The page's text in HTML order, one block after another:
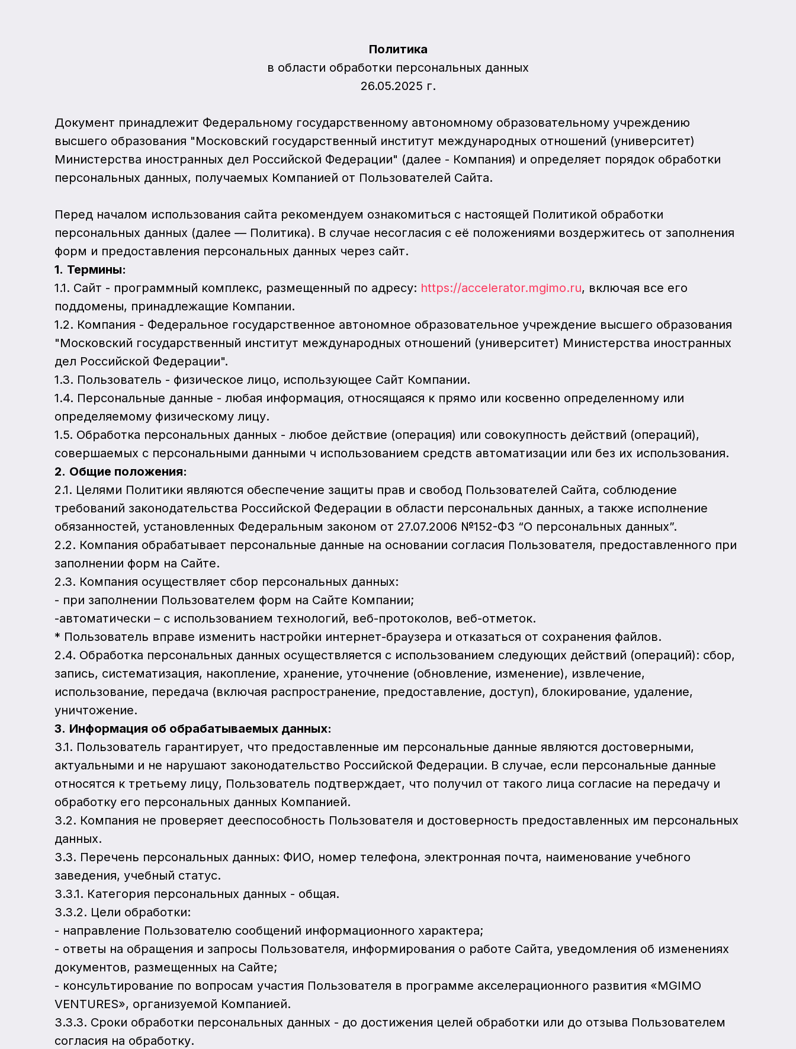
Политика
в области обработки персональных данных
26.05.2025 г.
Документ принадлежит Федеральному государственному автономному образовательному учреждению
высшего образования "Московский государственный институт международных отношений (университет)
Министерства иностранных дел Российской Федерации" (далее - Компания) и определяет порядок обработки
персональных данных, получаемых Компанией от Пользователей Сайта.
Перед началом использования сайта рекомендуем ознакомиться с настоящей Политикой обработки
персональных данных (далее — Политика). В случае несогласия с её положениями воздержитесь от заполнения
форм и предоставления персональных данных через сайт.
1. Термины:
1.1. Сайт - программный комплекс, размещенный по адресу: https://accelerator.mgimo.ru, включая все его
поддомены, принадлежащие Компании.
1.2. Компания - Федеральное государственное автономное образовательное учреждение высшего образования
"Московский государственный институт международных отношений (университет) Министерства иностранных
дел Российской Федерации".
1.3. Пользователь - физическое лицо, использующее Сайт Компании.
1.4. Персональные данные - любая информация, относящаяся к прямо или косвенно определенному или
определяемому физическому лицу.
1.5. Обработка персональных данных - любое действие (операция) или совокупность действий (операций),
совершаемых с персональными данными ч использованием средств автоматизации или без их использования.
2. Общие положения:
2.1. Целями Политики являются обеспечение защиты прав и свобод Пользователей Сайта, соблюдение
требований законодательства Российской Федерации в области персональных данных, а также исполнение
обязанностей, установленных Федеральным законом от 27.07.2006 №152-ФЗ “О персональных данных”.
2.2. Компания обрабатывает персональные данные на основании согласия Пользователя, предоставленного при
заполнении форм на Сайте.
2.3. Компания осуществляет сбор персональных данных:
- при заполнении Пользователем форм на Сайте Компании;
-автоматически – с использованием технологий, веб-протоколов, веб-отметок.
* Пользователь вправе изменить настройки интернет-браузера и отказаться от сохранения файлов.
2.4. Обработка персональных данных осуществляется с использованием следующих действий (операций): сбор,
запись, систематизация, накопление, хранение, уточнение (обновление, изменение), извлечение,
использование, передача (включая распространение, предоставление, доступ), блокирование, удаление,
уничтожение.
3. Информация об обрабатываемых данных:
3.1. Пользователь гарантирует, что предоставленные им персональные данные являются достоверными,
актуальными и не нарушают законодательство Российской Федерации. В случае, если персональные данные
относятся к третьему лицу, Пользователь подтверждает, что получил от такого лица согласие на передачу и
обработку его персональных данных Компанией.
3.2. Компания не проверяет дееспособность Пользователя и достоверность предоставленных им персональных
данных.
3.3. Перечень персональных данных: ФИО, номер телефона, электронная почта, наименование учебного
заведения, учебный статус.
3.3.1. Категория персональных данных - общая.
3.3.2. Цели обработки:
- направление Пользователю сообщений информационного характера;
- ответы на обращения и запросы Пользователя, информирования о работе Сайта, уведомления об изменениях
документов, размещенных на Сайте;
- консультирование по вопросам участия Пользователя в программе акселерационного развития «MGIMO
VENTURES», организуемой Компанией.
3.3.3. Сроки обработки персональных данных - до достижения целей обработки или до отзыва Пользователем
согласия на обработку.